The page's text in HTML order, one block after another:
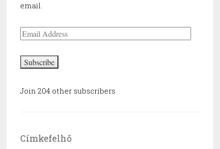
email.
Email
Subscribe
Join 204 other subscribers
Címkefelhő